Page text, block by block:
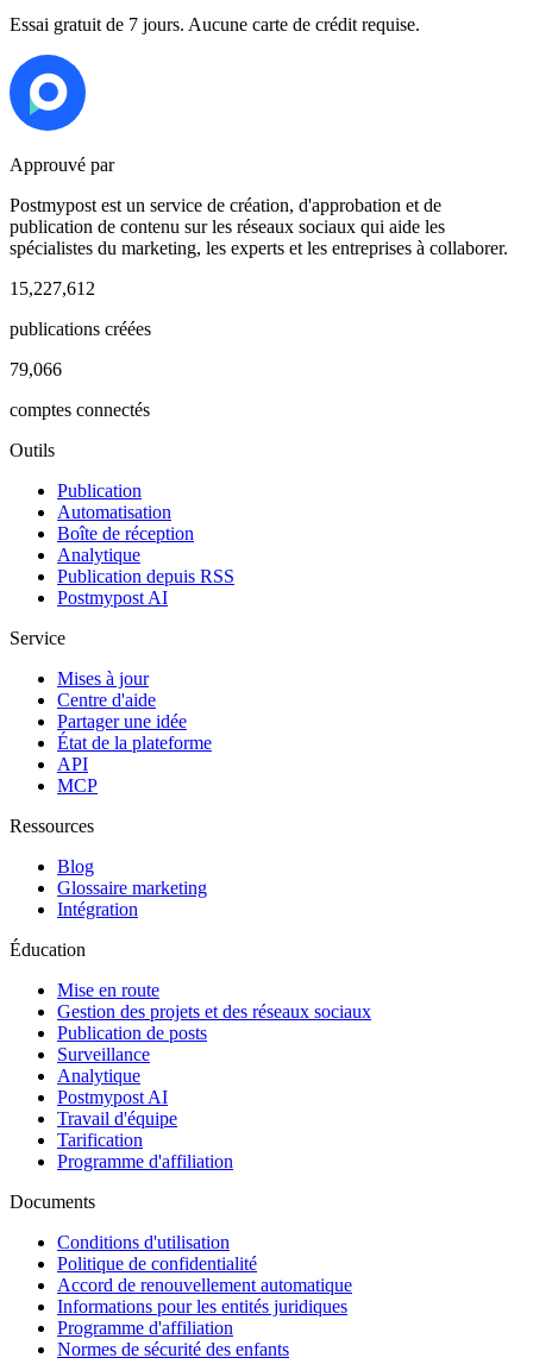
Essai gratuit de 7 jours. Aucune carte de crédit requise.
Approuvé par
Postmypost est un service de création, d'approbation et de
publication de contenu sur les réseaux sociaux qui aide les
spécialistes du marketing, les experts et les entreprises à collaborer.
15,227,612
publications créées
79,066
comptes connectés
Outils
Publication
Automatisation
Boîte de réception
Analytique
Publication depuis RSS
Postmypost AI
Service
Mises à jour
Centre d'aide
Partager une idée
État de la plateforme
API
MCP
Ressources
Blog
Glossaire marketing
Intégration
Éducation
Mise en route
Gestion des projets et des réseaux sociaux
Publication de posts
Surveillance
Analytique
Postmypost AI
Travail d'équipe
Tarification
Programme d'affiliation
Documents
Conditions d'utilisation
Politique de confidentialité
Accord de renouvellement automatique
Informations pour les entités juridiques
Programme d'affiliation
Normes de sécurité des enfants